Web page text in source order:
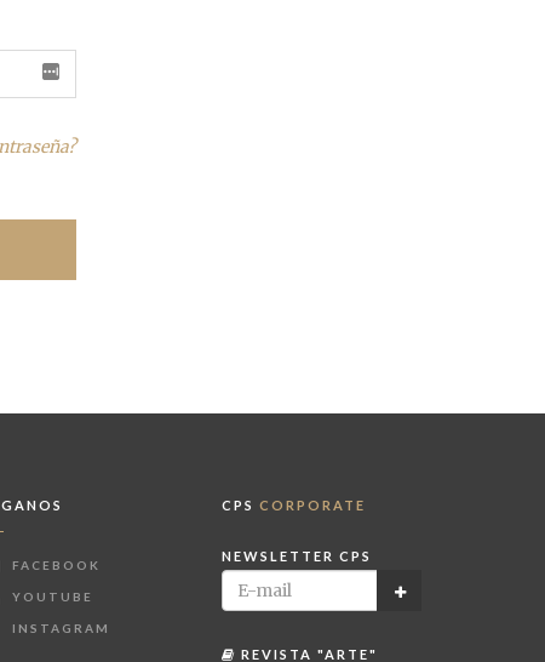
FACEBOOK
YOUTUBE
INSTAGRAM
CPS CORPORATE
NEWSLETTER CPS
REVISTA "ARTE"